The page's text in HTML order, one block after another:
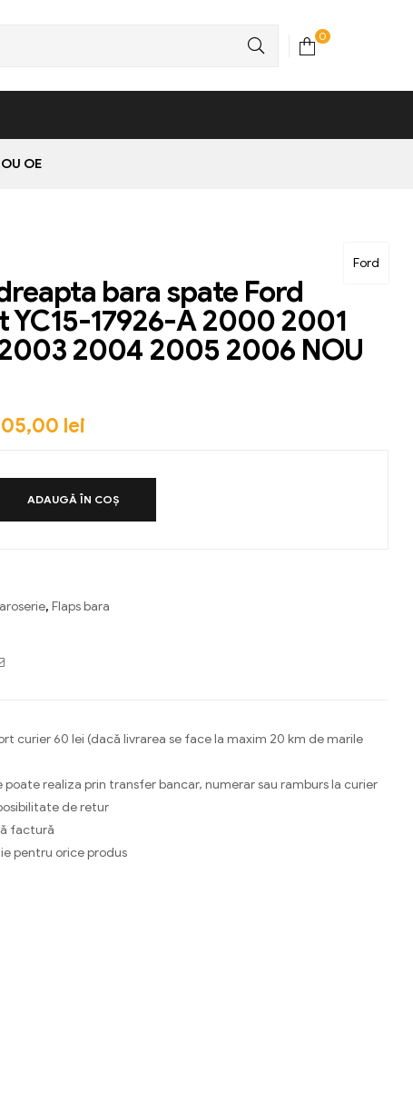
0
OE
Ford
bara spate Ford
YC15-17926-A 2000 2001
2004 2005 2006 NOU
lei
ADAUGĂ ÎN COȘ
, Flaps bara
Email
curier 60 lei (dacă livrarea se face la maxim 20 km de marile
poate realiza prin transfer bancar, numerar sau ramburs la curier
de retur
factură
pentru orice produs